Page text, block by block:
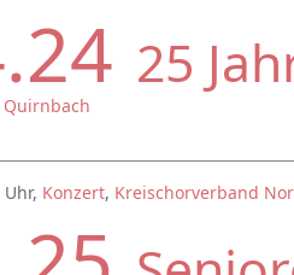
25
Konzert, Kreischorverband